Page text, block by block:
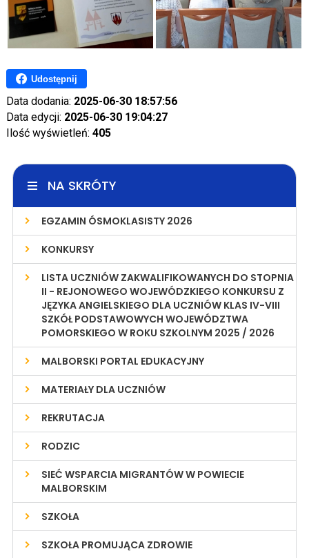
Udostępnij
Data dodania: 2025-06-30 18:57:56
Data edycji: 2025-06-30 19:04:27
Ilość wyświetleń: 405
NA SKRÓTY
EGZAMIN ÓSMOKLASISTY 2026
KONKURSY
LISTA UCZNIÓW ZAKWALIFIKOWANYCH DO STOPNIA
II - REJONOWEGO WOJEWÓDZKIEGO KONKURSU Z
JĘZYKA ANGIELSKIEGO DLA UCZNIÓW KLAS IV-VIII
SZKÓŁ PODSTAWOWYCH WOJEWÓDZTWA
POMORSKIEGO W ROKU SZKOLNYM 2025 / 2026
MALBORSKI PORTAL EDUKACYJNY
MATERIAŁY DLA UCZNIÓW
REKRUTACJA
RODZIC
SIEĆ WSPARCIA MIGRANTÓW W POWIECIE
MALBORSKIM
SZKOŁA
SZKOŁA PROMUJĄCA ZDROWIE